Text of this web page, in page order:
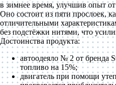
в зимнее время, улучшив опыт
Оно состоит из пяти прослоек,
отличительными
без подстёжки нитями, что
Достоинства продукта:
автоодеяло № 2 от бренда
топливо на 15%;
двигатель при помощи